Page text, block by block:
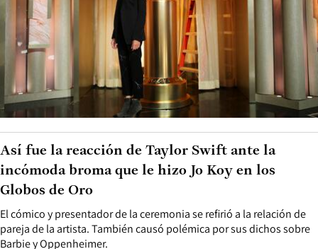
El cómico y presentador de la ceremonia se refirió a la relación de
pareja de la artista. También causó polémica por sus dichos sobre
Barbie y Oppenheimer.
Así fue la reacción de Taylor Swift ante la
incómoda broma que le hizo Jo Koy en los
Globos de Oro